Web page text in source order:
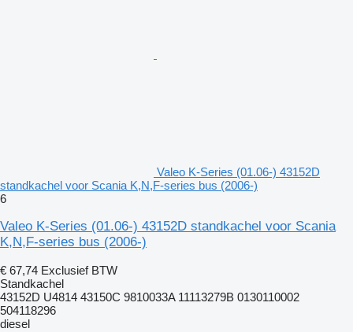
Valeo K-Series (01.06-) 43152D
standkachel voor Scania K,N,F-series bus (2006-)
6
Valeo K-Series (01.06-) 43152D standkachel voor Scania
K,N,F-series bus (2006-)
€ 67,74 Exclusief BTW
Standkachel
43152D U4814 43150C 9810033A 11113279B 0130110002
504118296
diesel